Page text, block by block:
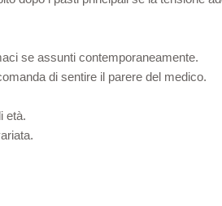
se assunti contemporaneamente.
di sentire il parere del medico.
età.